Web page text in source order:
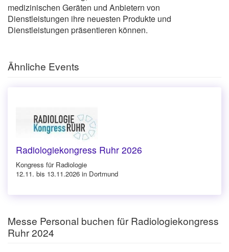
medizinischen Geräten und Anbietern von
Dienstleistungen ihre neuesten Produkte und
Dienstleistungen präsentieren können.
Ähnliche Events
Radiologiekongress Ruhr 2026
Kongress für Radiologie
12.11. bis 13.11.2026 in Dortmund
Messe Personal buchen für Radiologiekongress
Ruhr 2024